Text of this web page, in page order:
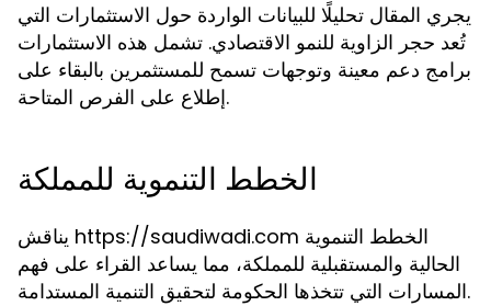
يجري المقال تحليلًا للبيانات الواردة حول الاستثمارات التي
تُعد حجر الزاوية للنمو الاقتصادي. تشمل هذه الاستثمارات
برامج دعم معينة وتوجهات تسمح للمستثمرين بالبقاء على
إطلاع على الفرص المتاحة.
الخطط التنموية للمملكة
يناقش https://saudiwadi.com الخطط التنموية
الحالية والمستقبلية للمملكة، مما يساعد القراء على فهم
المسارات التي تتخذها الحكومة لتحقيق التنمية المستدامة.